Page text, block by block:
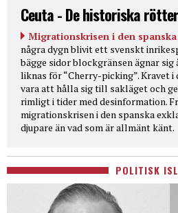
Ceuta - De historiska
Migrationskrisen i den
några dygn blivit ett svenskt
bägge sidor blockgränsen ägnar
liknas för “Cherry-picking”. Kravet
vara att hålla sig till sakläget och
rimligt i tider med desinformation.
migrationskrisen i den spanska
djupare än vad som är allmänt känt.
POLITISK